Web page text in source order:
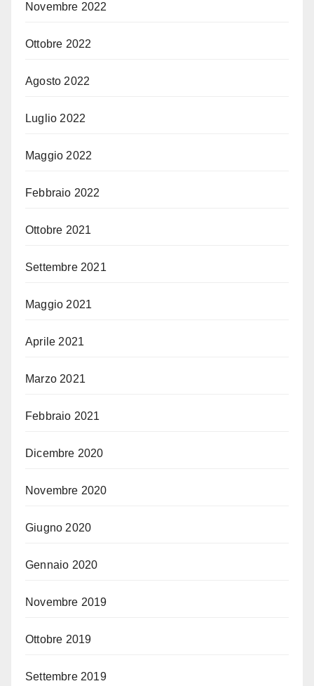
Novembre 2022
Ottobre 2022
Agosto 2022
Luglio 2022
Maggio 2022
Febbraio 2022
Ottobre 2021
Settembre 2021
Maggio 2021
Aprile 2021
Marzo 2021
Febbraio 2021
Dicembre 2020
Novembre 2020
Giugno 2020
Gennaio 2020
Novembre 2019
Ottobre 2019
Settembre 2019